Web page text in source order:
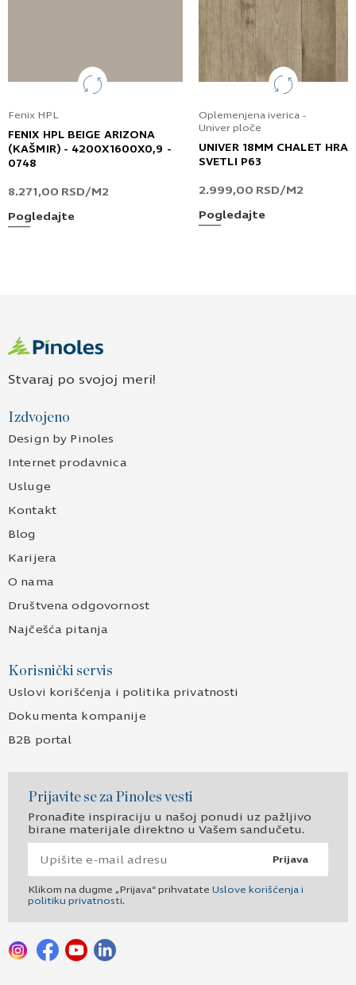
Fenix HPL
FENIX HPL BEIGE ARIZONA
(KAŠMIR) - 4200X1600X0,9 -
0748
8.271,00 RSD/M2
Pogledajte
Oplemenjena iverica -
Univer ploče
UNIVER 18MM CHALET
SVETLI P63
2.999,00 RSD/M2
Pogledajte
Stvaraj po svojoj meri!
Izdvojeno
Design by Pinoles
Internet prodavnica
Usluge
Kontakt
Blog
Karijera
O nama
Društvena odgovornost
Najčešća pitanja
Korisnički servis
Uslovi korišćenja i politika privatnosti
Dokumenta kompanije
B2B portal
Prijavite se za Pinoles vesti
Pronađite inspiraciju u našoj ponudi uz pažljivo
birane materijale direktno u Vašem sandučetu.
Prijava
Klikom na dugme „Prijava“ prihvatate Uslove korišćenja i
politiku privatnosti.